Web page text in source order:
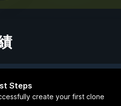
Steps
create your first clone